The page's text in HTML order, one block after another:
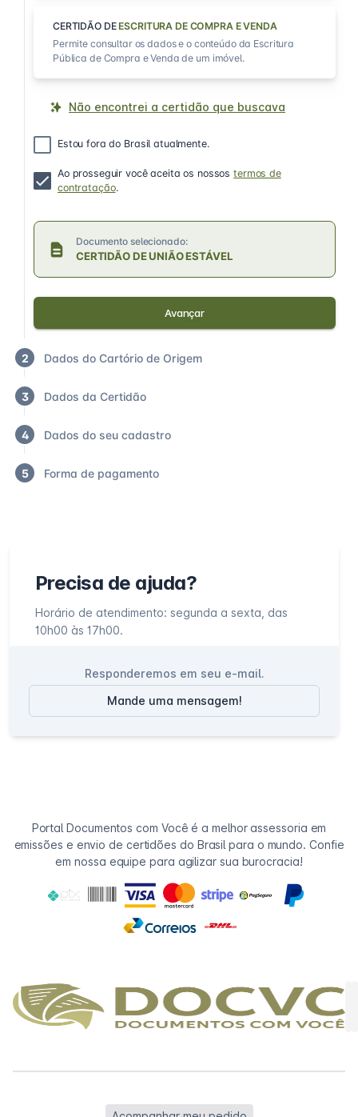
CERTIDÃO DEESCRITURA DE COMPRA E VENDA
Permite consultar os dados e o conteúdo da Escritura
Pública de Compra e Venda de um imóvel.
Não encontrei a certidão que buscava
Estou fora do Brasil atualmente.
Ao prosseguir você aceita os nossostermos de
contratação.
Documento selecionado:
CERTIDÃO DE UNIÃO ESTÁVEL
Avançar
2 Dados do Cartório de Origem
3 Dados da Certidão
4 Dados do seu cadastro
5 Forma de pagamento
Precisa de ajuda?
Horário de atendimento: segunda a sexta, das
10h00 às 17h00.
Responderemos em seu e-mail.
Mande uma mensagem!
Portal Documentos com Você é a melhor assessoria em
emissões e envio de certidões do Brasil para o mundo. Confie
em nossa equipe para agilizar sua burocracia!